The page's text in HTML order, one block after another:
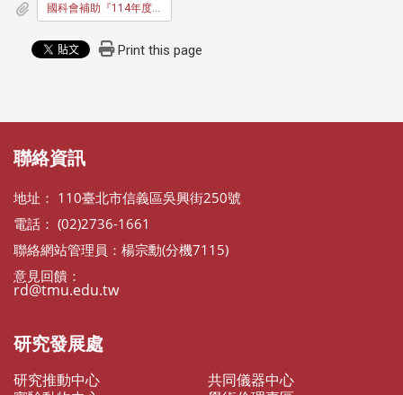
國科會補助『114年度大專學生研究計畫』申請說明會簡報_1140107
Print this page
聯絡資訊
地址： 110臺北市信義區吳興街250號
電話： (02)2736-1661
聯絡網站管理員：楊宗勳(分機7115)
意見回饋：
rd@tmu.edu.tw
研究發展處
研究推動中心
共同儀器中心